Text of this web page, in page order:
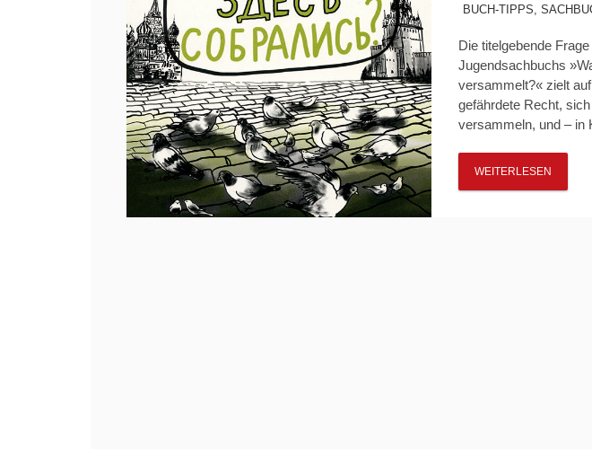
BUCH-TIPPS,
Die titelgebende
Jugendsachbuchs
versammelt?« zielt
gefährdete Recht,
versammeln, und – in
WEITERLESEN